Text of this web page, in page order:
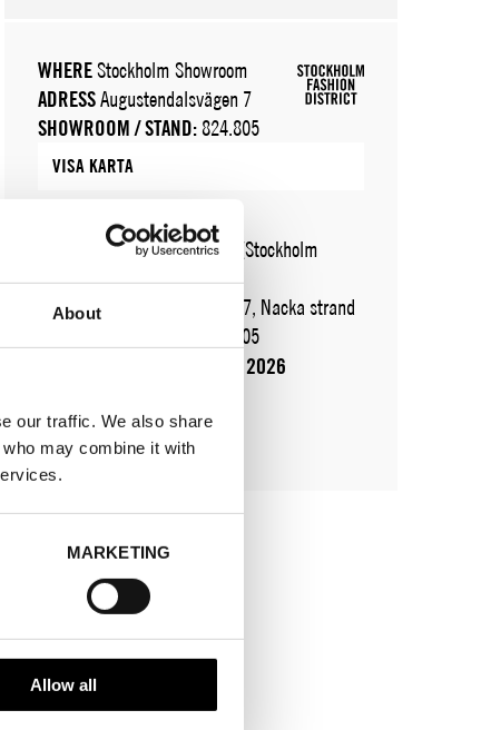
About
our traffic. We also share
may combine it with
MARKETING
Allow all
WHEREStockholm Showroom
ADRESSAugustendalsvägen 7
SHOWROOM / STAND:824.805
VISA KARTA
Fashion Week Trade (Stockholm
Showroom)
ADRESSAugustendalsvägen 7, Nacka strand
824.805
10 aug 2026 - 14 aug 2026